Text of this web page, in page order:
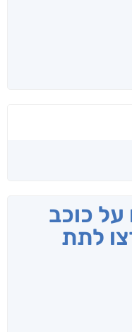
על כוכב
לתת